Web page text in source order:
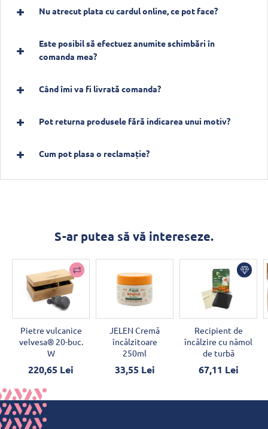
Nu atrecut plata cu cardul online, ce pot face?
Este posibil să efectuez anumite schimbări în
comanda mea?
Când îmi va fi livrată comanda?
Pot returna produsele fără indicarea unui motiv?
Cum pot plasa o reclamație?
S-ar putea să vă intereseze.
Pietre vulcanice
velvesa® 20-buc.
W
220,65 Lei
JELEN Cremă
încălzitoare
250ml
33,55 Lei
Recipient de
încălzire cu nămol
de turbă
67,11 Lei